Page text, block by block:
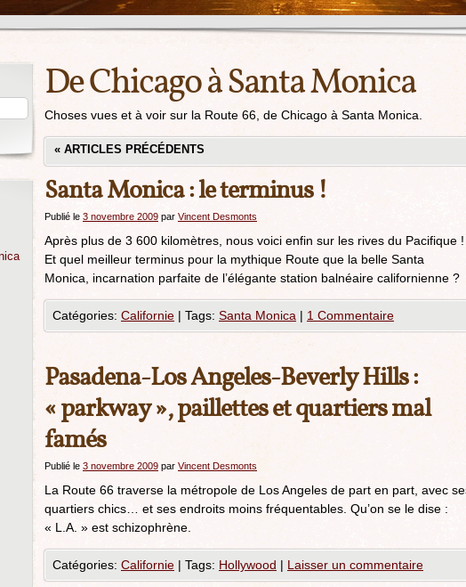
De Chicago à Santa Monica
Choses vues et à voir sur la Route 66, de Chicago à Santa Monica.
« ARTICLES PRÉCÉDENTS
Santa Monica : le terminus !
Publié le 3 novembre 2009 par Vincent Desmonts
Après plus de 3 600 kilomètres, nous voici enfin sur les rives du Pacifique !
Et quel meilleur terminus pour la mythique Route que la belle Santa
Monica, incarnation parfaite de l’élégante station balnéaire californienne ?
Catégories: Californie | Tags: Santa Monica | 1 Commentaire
Pasadena-Los Angeles-Beverly Hills :
« parkway », paillettes et quartiers mal
famés
Publié le 3 novembre 2009 par Vincent Desmonts
La Route 66 traverse la métropole de Los Angeles de part en part, avec
quartiers chics… et ses endroits moins fréquentables. Qu’on se le dise :
« L.A. » est schizophrène.
Catégories: Californie | Tags: Hollywood | Laisser un commentaire